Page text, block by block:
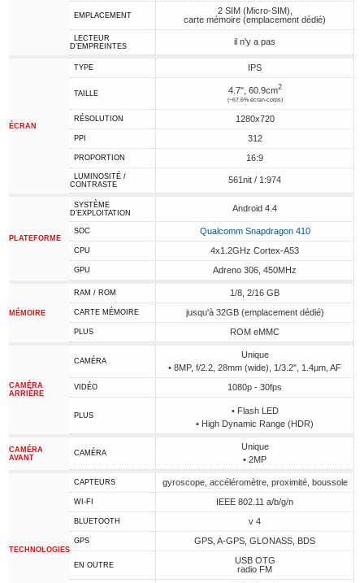
EMPLACEMENT
2 SIM (Micro-SIM),
carte mémoire (emplacement dédié)
LECTEUR
D'EMPREINTES
il n'y a pas
ÉCRAN
TYPE IPS
TAILLE 4.7", 60.9cm2
(~67.6% écran-corps)
RÉSOLUTION 1280x720
PPI 312
PROPORTION 16:9
LUMINOSITÉ /
CONTRASTE
561nit / 1:974
PLATEFORME
SYSTÈME
D'EXPLOITATION
Android 4.4
SOC Qualcomm Snapdragon 410
CPU 4x1.2GHz Cortex-A53
GPU Adreno 306, 450MHz
MÉMOIRE
RAM / ROM 1/8, 2/16 GB
CARTE MÉMOIRE jusqu'à 32GB (emplacement dédié)
PLUS ROM eMMC
CAMÉRA
ARRIÈRE
CAMÉRA
Unique
• 8MP, f/2.2, 28mm (wide), 1/3.2", 1.4µm, AF
VIDÉO 1080p - 30fps
PLUS
• Flash LED
• High Dynamic Range (HDR)
CAMÉRA
AVANT
CAMÉRA
Unique
• 2MP
TECHNOLOGIES
CAPTEURS gyroscope, accéléromètre, proximité, boussole
WI-FI IEEE 802.11 a/b/g/n
BLUETOOTH v 4
GPS GPS, A-GPS, GLONASS, BDS
EN OUTRE
USB OTG
radio FM